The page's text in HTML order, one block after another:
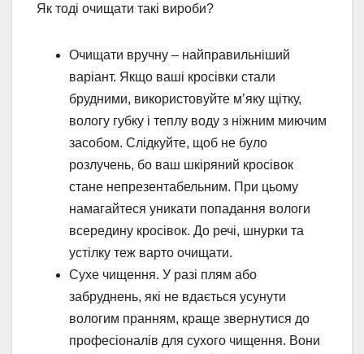
Як тоді очищати такі вироби?
Очищати вручну – найправильніший
варіант. Якщо ваші кросівки стали
брудними, використовуйте м’яку щітку,
вологу губку і теплу воду з ніжним миючим
засобом. Слідкуйте, щоб не було
розлучень, бо ваш шкіряний кросівок
стане непрезентабельним. При цьому
намагайтеся уникати попадання вологи
всередину кросівок. До речі, шнурки та
устілку теж варто очищати.
Сухе чищення. У разі плям або
забруднень, які не вдається усунути
вологим пранням, краще звернутися до
професіоналів для сухого чищення. Вони